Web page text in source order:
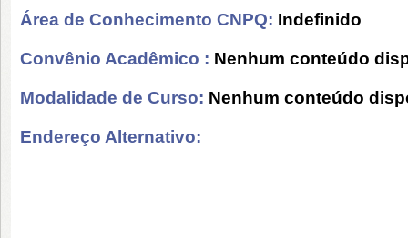
Área de Conhecimento CNPQ: Indefinido
Convênio Acadêmico : Nenhum conteúdo
Modalidade de Curso: Nenhum conteúdo
Endereço Alternativo: